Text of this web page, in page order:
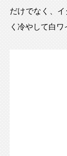
だけでなく、
く冷やして白ワ